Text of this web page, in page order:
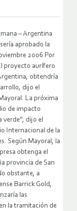
– Argentina
aprobado la
2006 Por
proyecto aurífero
obtendría
dijo el
La próxima
de impacto
verde", dijo el
Internacional de la
Según Mayoral, la
obtenga el
provincia de San
obstante, a
Barrick Gold,
las
la tramitación de